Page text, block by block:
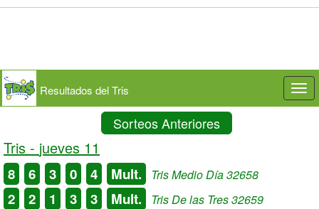
Resultados del Tris
Sorteos Anteriores
Tris - jueves 11
8 6 3 0 4 Mult. Tris Medio Día 32658
2 2 1 3 3 Mult. Tris De las Tres 32659